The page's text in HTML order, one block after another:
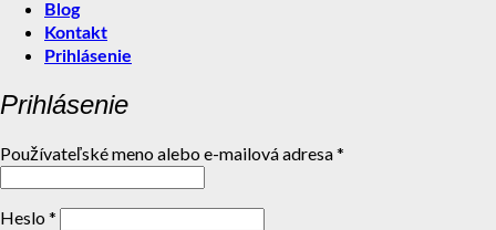
Blog
Kontakt
Prihlásenie
Prihlásenie
Používateľské meno alebo e-mailová adresa*
Heslo*